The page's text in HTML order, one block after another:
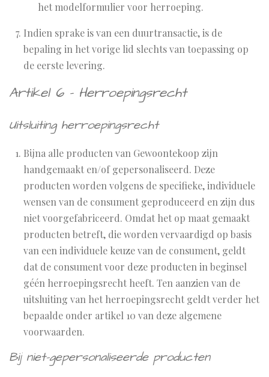
het modelformulier voor herroeping.
Indien sprake is van een duurtransactie, is de
bepaling in het vorige lid slechts van toepassing op
de eerste levering.
Artikel 6 - Herroepingsrecht
Uitsluiting herroepingsrecht
Bijna alle producten van Gewoontekoop zijn
handgemaakt en/of gepersonaliseerd. Deze
producten worden volgens de specifieke, individuele
wensen van de consument geproduceerd en zijn dus
niet voorgefabriceerd. Omdat het op maat gemaakt
producten betreft, die worden vervaardigd op basis
van een individuele keuze van de consument, geldt
dat de consument voor deze producten in beginsel
géén herroepingsrecht heeft. Ten aanzien van de
uitsluiting van het herroepingsrecht geldt verder het
bepaalde onder artikel 10 van deze algemene
voorwaarden.
Bij niet-gepersonaliseerde producten